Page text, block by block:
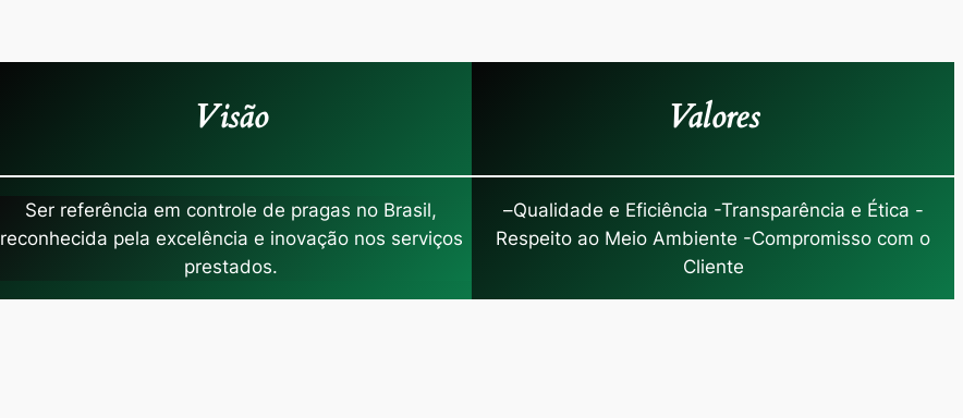
Visão
Ser referência em controle de pragas no Brasil,
reconhecida pela excelência e inovação nos serviços
prestados.
Valores
–Qualidade e Eficiência -Transparência e Ética -
Respeito ao Meio Ambiente -Compromisso com o
Cliente